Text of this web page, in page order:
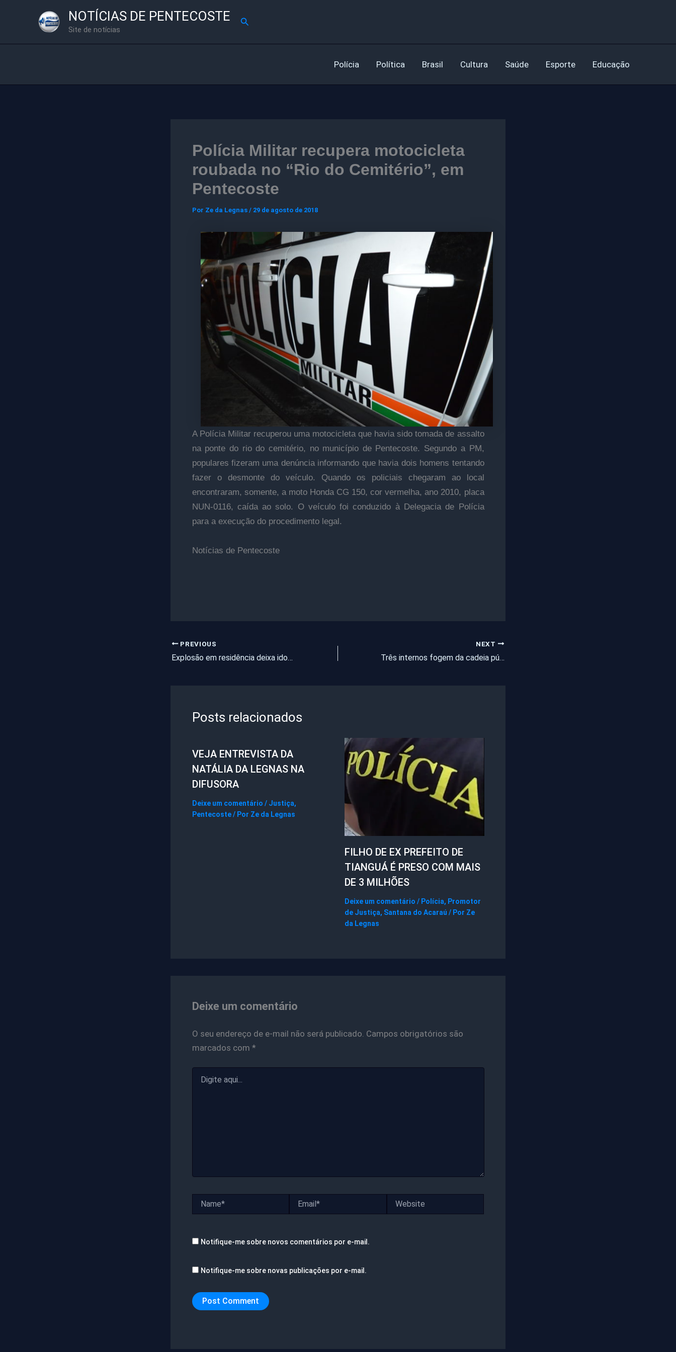
NOTÍCIAS DE PENTECOSTE
Site de notícias
Pesquisar
Polícia Política Brasil Cultura Saúde Esporte Educação
Polícia Militar recupera motocicleta
roubada no “Rio do Cemitério”, em
Pentecoste
Por Ze da Legnas / 29 de agosto de 2018
A Polícia Militar recuperou uma motocicleta que havia sido tomada de assalto
na ponte do rio do cemitério, no município de Pentecoste. Segundo a PM,
populares fizeram uma denúncia informando que havia dois homens tentando
fazer o desmonte do veículo. Quando os policiais chegaram ao local
encontraram, somente, a moto Honda CG 150, cor vermelha, ano 2010, placa
NUN-0116, caída ao solo. O veículo foi conduzido à Delegacia de Polícia
para a execução do procedimento legal.
Notícias de Pentecoste
PREVIOUS
Explosão em residência deixa idosos feridos no interior do Ceará
NEXT
Três internos fogem da cadeia pública de Itapipoca durante banho de sol
Posts relacionados
VEJA ENTREVISTA DA
NATÁLIA DA LEGNAS NA
DIFUSORA
Deixe um comentário / Justiça,
Pentecoste/ Por Ze da Legnas
FILHO DE EX PREFEITO DE
TIANGUÁ É PRESO COM MAIS
DE 3 MILHÕES
Deixe um comentário / Polícia, Promotor
de Justiça, Santana do Acaraú / Por Ze
da Legnas
Deixe um comentário
O seu endereço de e-mail não será publicado. Campos obrigatórios são
marcados com *
aqui...
Notifique-me sobre novos comentários por e-mail.
Notifique-me sobre novas publicações por e-mail.